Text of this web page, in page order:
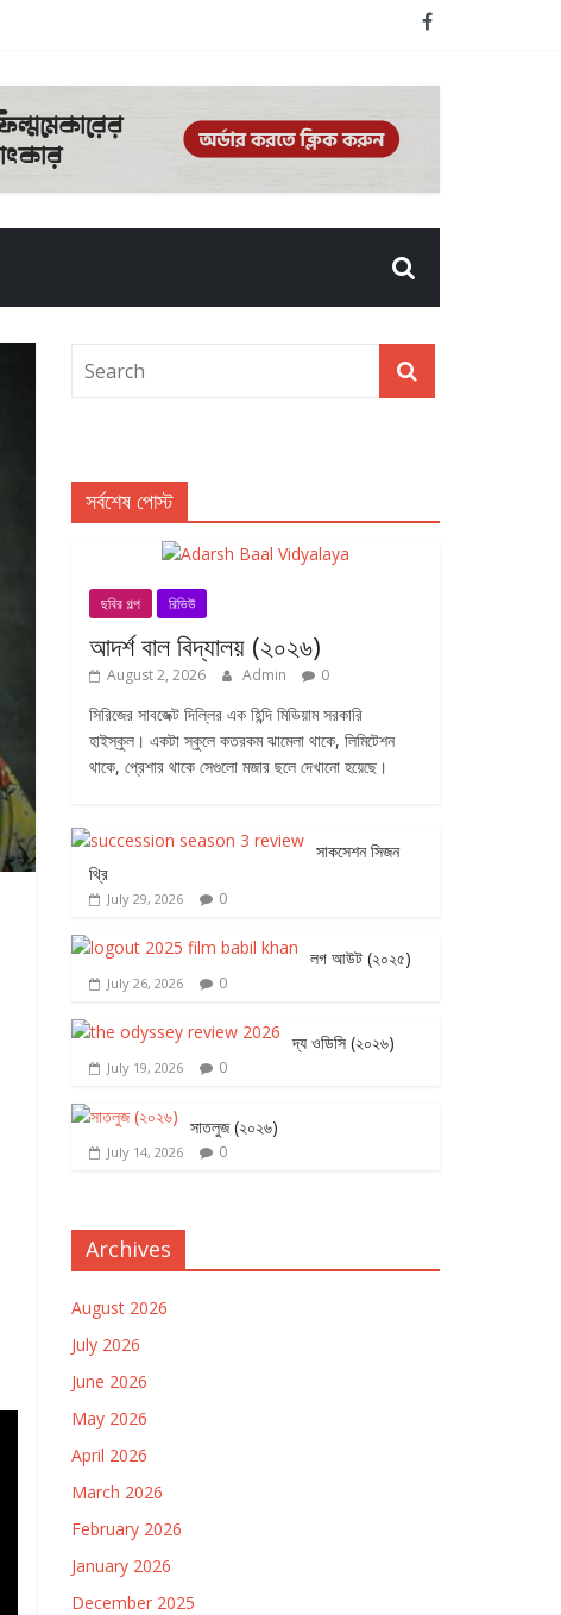
সর্বশেষ পোস্ট
ছবির গল্প রিভিউ
আদর্শ বাল বিদ্যালয় (২০২৬)
August 2, 2026 Admin 0
সিরিজের সাবজেক্ট দিল্লির এক হিন্দি মিডিয়াম সরকারি
হাইস্কুল। একটা স্কুলে কতরকম ঝামেলা থাকে, লিমিটেশন
থাকে, প্রেশার থাকে সেগুলো মজার ছলে দেখানো হয়েছে।
সাকসেশন সিজন
থ্রি
July 29, 2026 0
লগ আউট (২০২৫)
July 26, 2026 0
দ্য ওডিসি (২০২৬)
July 19, 2026 0
সাতলুজ (২০২৬)
July 14, 2026 0
Archives
August 2026
July 2026
June 2026
May 2026
April 2026
March 2026
February 2026
January 2026
December 2025